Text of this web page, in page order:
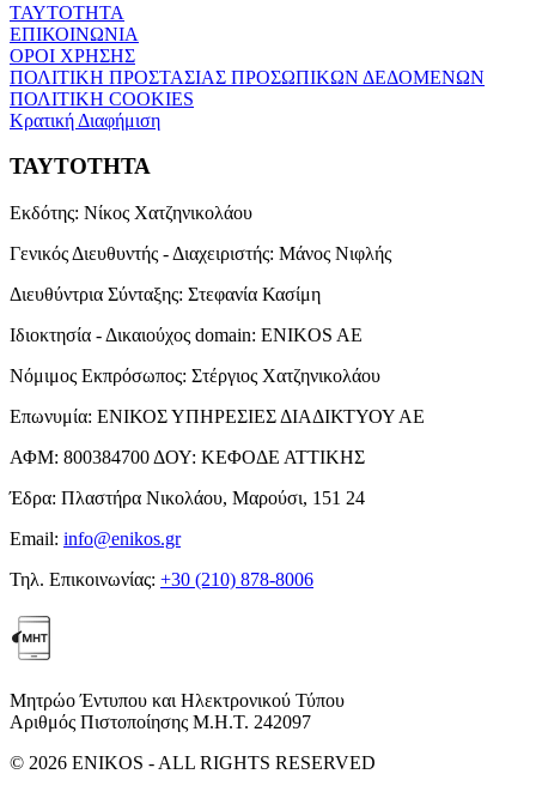
ΤΑΥΤΟΤΗΤΑ
ΕΠΙΚΟΙΝΩΝΙΑ
ΟΡΟΙ ΧΡΗΣΗΣ
ΠΟΛΙΤΙΚΗ ΠΡΟΣΤΑΣΙΑΣ ΠΡΟΣΩΠΙΚΩΝ ΔΕΔΟΜΕΝΩΝ
ΠΟΛΙΤΙΚΗ COOKIES
Κρατική Διαφήμιση
ΤΑΥΤΟΤΗΤΑ
Εκδότης: Νίκος Χατζηνικολάου
Γενικός Διευθυντής - Διαχειριστής: Μάνος Νιφλής
Διευθύντρια Σύνταξης: Στεφανία Κασίμη
Ιδιοκτησία - Δικαιούχος domain: ENIKOS AE
Νόμιμος Εκπρόσωπος: Στέργιος Χατζηνικολάου
Επωνυμία: ΕΝΙΚΟΣ ΥΠΗΡΕΣΙΕΣ ΔΙΑΔΙΚΤΥΟΥ ΑΕ
ΑΦΜ: 800384700 ΔΟΥ: ΚΕΦΟΔΕ ΑΤΤΙΚΗΣ
Έδρα: Πλαστήρα Νικολάου, Μαρούσι, 151 24
Email: info@enikos.gr
Τηλ. Επικοινωνίας: +30 (210) 878-8006
Μητρώο Έντυπου και Ηλεκτρονικού Τύπου
Αριθμός Πιστοποίησης Μ.Η.Τ. 242097
© 2026 ENIKOS - ALL RIGHTS RESERVED